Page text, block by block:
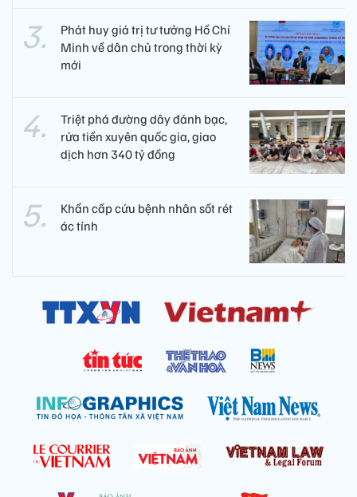
Phát huy giá trị tư tưởng Hồ Chí
Minh về dân chủ trong thời kỳ
mới
Triệt phá đường dây đánh bạc,
rửa tiền xuyên quốc gia, giao
dịch hơn 340 tỷ đồng
Khẩn cấp cứu bệnh nhân sốt rét
ác tính